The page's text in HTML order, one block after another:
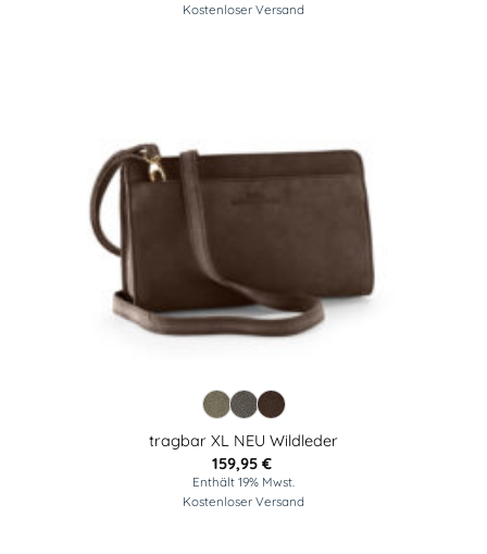
Kostenloser Versand
tragbar XL NEU Wildleder
159,95 €
Enthält 19% Mwst.
Kostenloser Versand